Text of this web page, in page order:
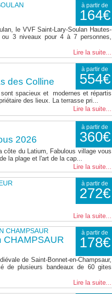
à partir de
164€
le VVF Saint-Lary-Soulan Hautes-
3 niveaux pour 4 à 7 personnes,
Lire la suite...
à partir de
554€
des Colline
spacieux et modernes et répartis
des lieux. La terrasse pri...
Lire la suite...
à partir de
360€
2026
du Latium, Fabulous village vous
la plage et l'art de la cap...
Lire la suite...
à partir de
272€
Lire la suite...
CHAMPSAUR à partir de
178€
CHAMPSAUR
de Saint-Bonnet-en-Champsaur,
de plusieurs bandeaux de 60 gites
Lire la suite...